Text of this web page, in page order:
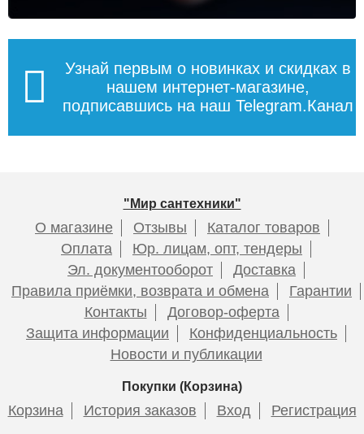
Узнай первым о новинках и скидках в
нашем интернет-магазине,
подписавшись на наш Telegram.Канал
"Мир сантехники"
О магазине Отзывы
Каталог товаров
Оплата
Юр. лицам, опт, тендеры
Эл. документооборот
Доставка
Правила приёмки, возврата и обмена
Гарантии
Контакты
Договор-оферта
Защита информации
Конфиденциальность
Новости и публикации
Покупки (Корзина)
Корзина История заказов Вход Регистрация